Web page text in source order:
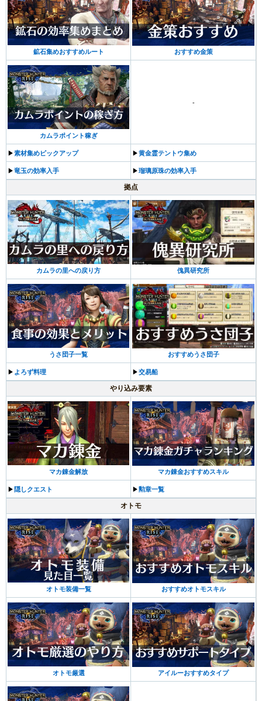
鉱石集めおすすめルート おすすめ金策
カムラポイント稼ぎ
-
▶︎素材集めピックアップ ▶︎黄金霊テントウ集め
▶︎竜玉の効率入手 ▶︎瑠璃原珠の効率入手
拠点
カムラの里への戻り方 傀異研究所
うさ団子一覧 おすすめうさ団子
▶︎ よろず料理 ▶︎交易船
やり込み要素
マカ錬金解放 マカ錬金おすすめスキル
▶︎ 隠しクエスト ▶︎勲章一覧
オトモ
オトモ装備一覧 おすすめオトモスキル
オトモ厳選 アイルーおすすめタイプ